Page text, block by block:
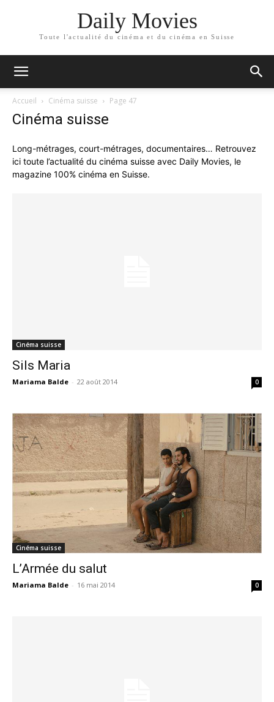
Daily Movies
Toute l'actualité du cinéma et du cinéma en Suisse
Accueil Cinéma suisse Page 47
Cinéma suisse
Long-métrages, court-métrages, documentaires… Retrouvez
ici toute l’actualité du cinéma suisse avec Daily Movies, le
magazine 100% cinéma en Suisse.
Cinéma suisse
Sils Maria
Mariama Balde - 22 août 2014 0
Cinéma suisse
L’Armée du salut
Mariama Balde - 16 mai 2014 0